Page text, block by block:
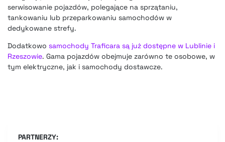
serwisowanie pojazdów, polegające na sprzątaniu,
tankowaniu lub przeparkowaniu samochodów w
dedykowane strefy.
Dodatkowo samochody Traficara są już dostępne w Lublinie i
Rzeszowie. Gama pojazdów obejmuje zarówno te osobowe, w
tym elektryczne, jak i samochody dostawcze.
PARTNERZY: